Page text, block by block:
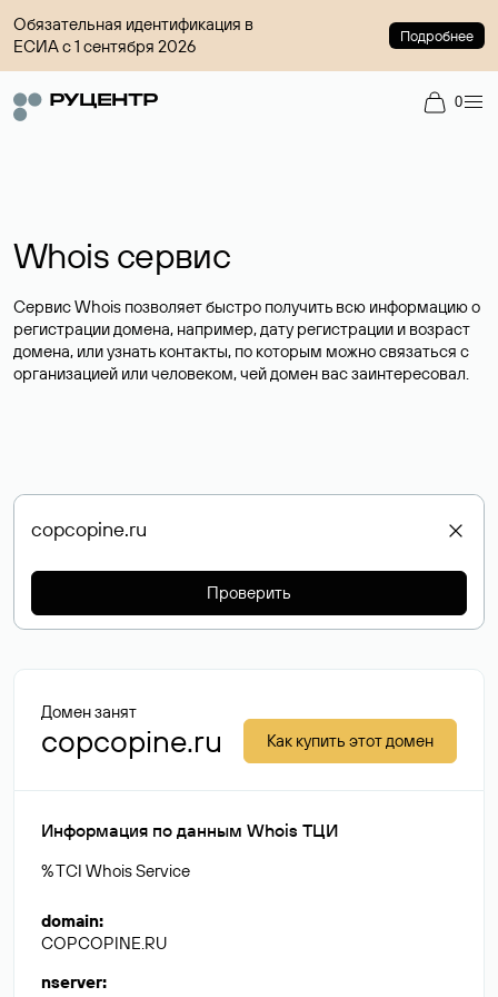
Обязательная идентификация в
ЕСИА с 1 сентября 2026
Подробнее
0
Whois сервис
Сервис Whois позволяет быстро получить всю информацию о
регистрации домена, например, дату регистрации и возраст
домена, или узнать контакты, по которым можно связаться с
организацией или человеком, чей домен вас заинтересовал.
Проверить
Домен занят
copcopine.ru Как купить этот домен
Информация по данным Whois ТЦИ
% TCI Whois Service
domain:
COPCOPINE.RU
nserver: